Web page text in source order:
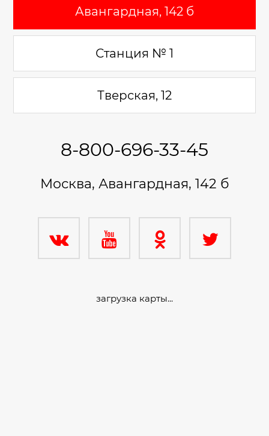
Авангардная, 142 б
Станция № 1
Тверская, 12
8-800-696-33-45
Москва, Авангардная, 142 б
загрузка карты...